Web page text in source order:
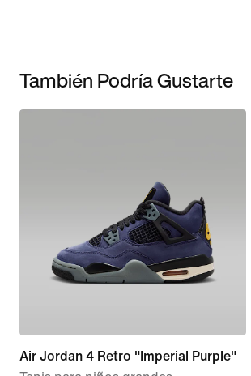
También Podría Gustarte
Air Jordan 4 Retro "Imperial Purple"